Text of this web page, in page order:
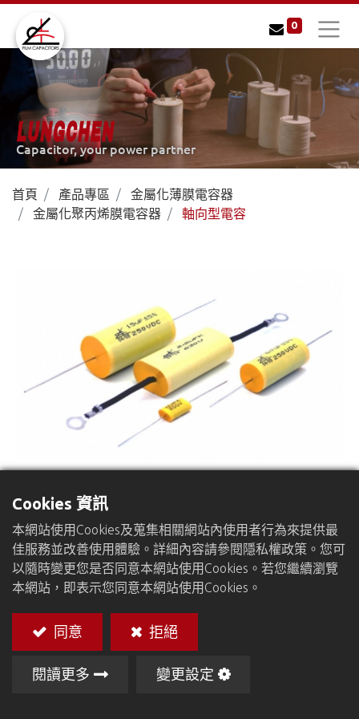
0
LUNGCHEN
Capacitor, your power partner
首頁 產品專區
金屬化薄膜電容器
金屬化聚丙烯膜電容器
軸向型電容
軸向型電容
介質：金屬化聚丙烯薄膜
捲繞：無感型
包封：聚酯包裹，環氧樹脂填充
引線：
1. TC 鍍錫銅線
2. PC 聚氯乙烯絕緣電線
標記：製造商標誌、鎖定容量、容差、額定電壓、認
Cookies 資訊
本網站使用Cookies及蒐集相關網站內使用者行為來提供最
佳服務並改善使用體驗。詳細內容請參閱隱私權政策。您可
以隨時變更您是否同意本網站使用Cookies。若您繼續瀏覽
本網站，即表示您同意本網站使用Cookies。
同意 拒絕
閱讀更多 變更設定